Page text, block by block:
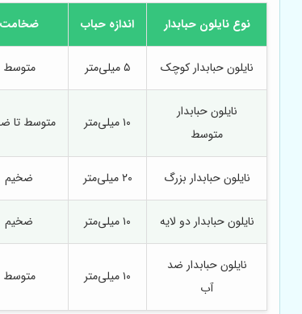
نوع نایلون حبابدار اندازه حباب ضخامت
نایلون حبابدار کوچک ۵ میلی‌متر متوسط
نایلون حبابدار
متوسط
۱۰ میلی‌متر متوسط تا
نایلون حبابدار بزرگ ۲۰ میلی‌متر ضخیم
نایلون حبابدار دو لایه ۱۰ میلی‌متر ضخیم
نایلون حبابدار ضد
آب
۱۰ میلی‌متر متوسط